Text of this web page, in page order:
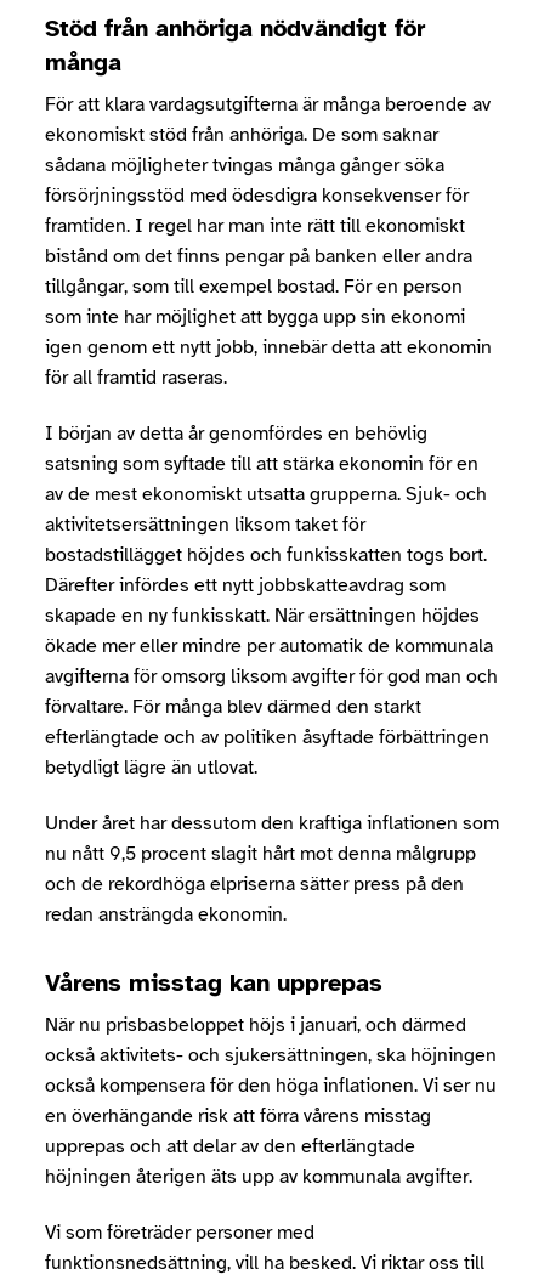
Stöd från anhöriga nödvändigt för
många
För att klara vardagsutgifterna är många beroende av
ekonomiskt stöd från anhöriga. De som saknar
sådana möjligheter tvingas många gånger söka
försörjningsstöd med ödesdigra konsekvenser för
framtiden. I regel har man inte rätt till ekonomiskt
bistånd om det finns pengar på banken eller andra
tillgångar, som till exempel bostad. För en person
som inte har möjlighet att bygga upp sin ekonomi
igen genom ett nytt jobb, innebär detta att ekonomin
för all framtid raseras.
I början av detta år genomfördes en behövlig
satsning som syftade till att stärka ekonomin för en
av de mest ekonomiskt utsatta grupperna. Sjuk- och
aktivitetsersättningen liksom taket för
bostadstillägget höjdes och funkisskatten togs bort.
Därefter infördes ett nytt jobbskatteavdrag som
skapade en ny funkisskatt. När ersättningen höjdes
ökade mer eller mindre per automatik de kommunala
avgifterna för omsorg liksom avgifter för god man och
förvaltare. För många blev därmed den starkt
efterlängtade och av politiken åsyftade förbättringen
betydligt lägre än utlovat.
Under året har dessutom den kraftiga inflationen som
nu nått 9,5 procent slagit hårt mot denna målgrupp
och de rekordhöga elpriserna sätter press på den
redan ansträngda ekonomin.
Vårens misstag kan upprepas
När nu prisbasbeloppet höjs i januari, och därmed
också aktivitets- och sjukersättningen, ska höjningen
också kompensera för den höga inflationen. Vi ser nu
en överhängande risk att förra vårens misstag
upprepas och att delar av den efterlängtade
höjningen återigen äts upp av kommunala avgifter.
Vi som företräder personer med
funktionsnedsättning, vill ha besked. Vi riktar oss till